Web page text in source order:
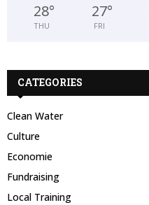
28°
THU
27°
FRI
CATEGORIES
Clean Water
Culture
Economie
Fundraising
Local Training